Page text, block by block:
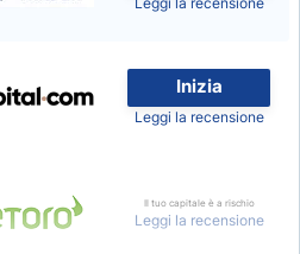
Inizia
Leggi la recensione
Il tuo capitale è a rischio
Leggi la recensione